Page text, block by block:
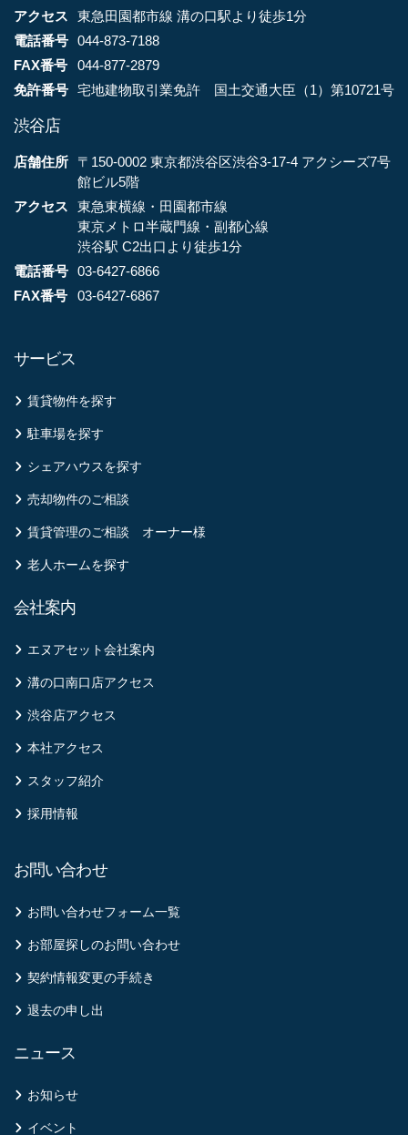
アクセス
東急田園都市線 溝の口駅より徒歩1分
電話番号 044-873-7188
FAX番号
044-877-2879
免許番号 宅地建物取引業免許 国土交通大臣（1）第10721号
渋谷店
店舗住所
〒150-0002 東京都渋谷区渋谷3-17-4 アクシーズ7号
館ビル5階
アクセス
東急東横線・田園都市線
東京メトロ半蔵門線・副都心線
渋谷駅 C2出口より徒歩1分
電話番号 03-6427-6866
FAX番号
03-6427-6867
サービス
賃貸物件を探す
駐車場を探す
シェアハウスを探す
売却物件のご相談
賃貸管理のご相談 オーナー様
老人ホームを探す
会社案内
エヌアセット会社案内
溝の口南口店アクセス
渋谷店アクセス
本社アクセス
スタッフ紹介
採用情報
お問い合わせ
お問い合わせフォーム一覧
お部屋探しのお問い合わせ
契約情報変更の手続き
退去の申し出
ニュース
お知らせ
イベント